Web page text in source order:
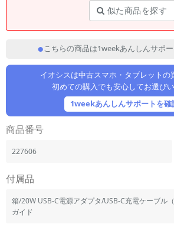
似た商品を探す
こちらの商品は1weekあんしんサポ
イオシスは中古スマホ・タブレットの
初めての購入でも安心してお選び
1weekあんしんサポートを確
商品番号
227606
付属品
箱/20W USB-C電源アダプタ/USB-C充電ケーブル
ガイド
メーカー
商品の搭載機能による絞り込み
「5G対応」「防水」「ワンセグ」など
ドライブ
商品状態の絞り込み
CPU